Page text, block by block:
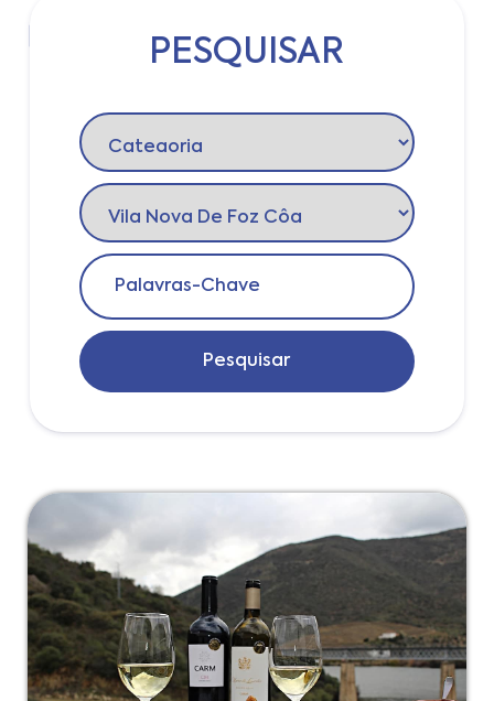
Login
PESQUISAR
Pesquisar